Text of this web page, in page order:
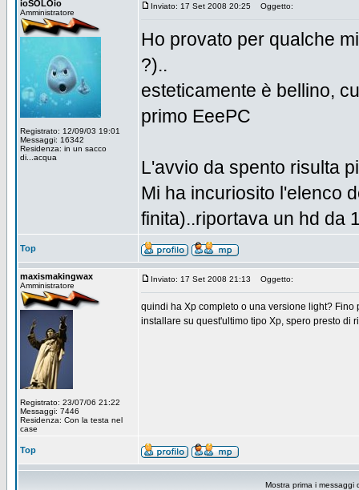
ioSOLOio
Amministratore
Registrato: 12/09/03 19:01
Messaggi: 16342
Residenza: in un sacco
di...acqua
Inviato: 17 Set 2008 20:25 Oggetto:
Ho provato per qualche
?)..
esteticamente è bellino,
primo EeePC
L'avvio da spento risulta
Mi ha incuriosito l'elenco
finita)..riportava un hd da
Top
maxismakingwax
Amministratore
Registrato: 23/07/06 21:22
Messaggi: 7446
Residenza: Con la testa nel
case
Inviato: 17 Set 2008 21:13 Oggetto:
quindi ha Xp completo o una versione light?
installare su quest'ultimo tipo Xp, spero presto di
Top
Mostra prima i messaggi